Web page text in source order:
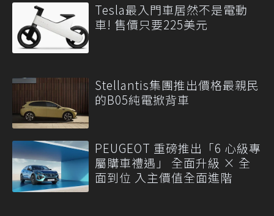
Tesla最入門車居然不是電動
車! 售價只要225美元
Stellantis集團推出價格最親民
的B05純電掀背車
PEUGEOT 重磅推出「6 心級專
屬購車禮遇」 全面升級 × 全
面到位 入主價值全面進階